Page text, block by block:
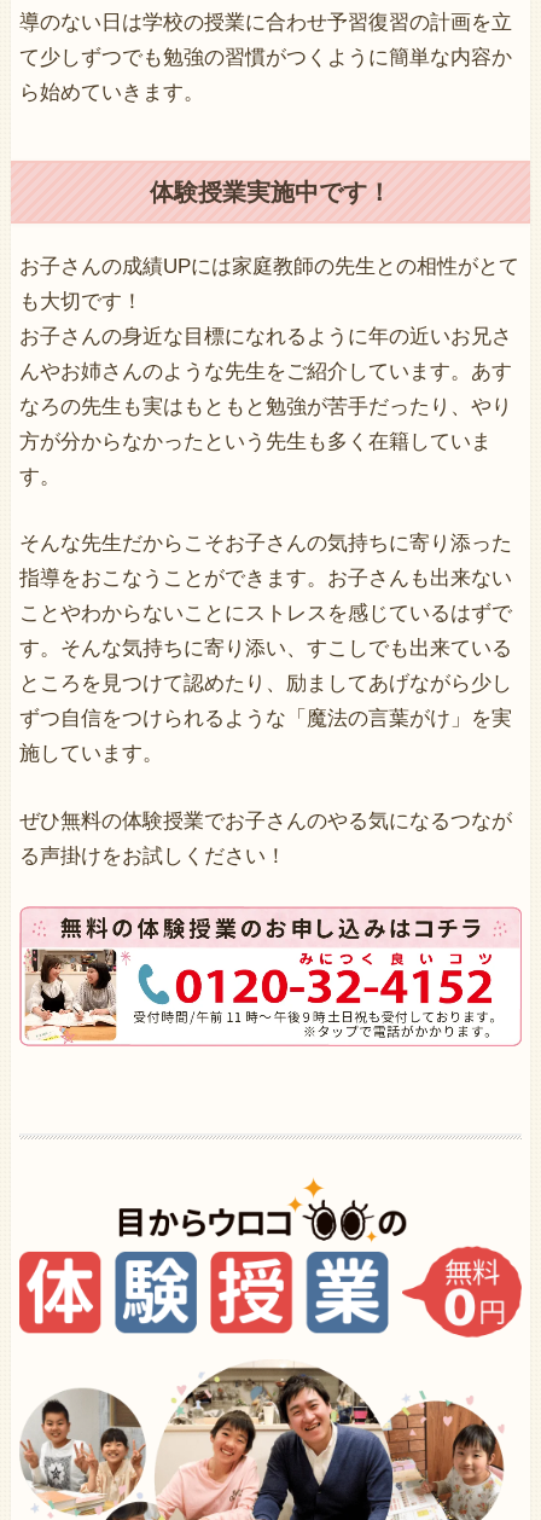
導のない日は学校の授業に合わせ予習復習の計画を立
て少しずつでも勉強の習慣がつくように簡単な内容か
ら始めていきます。
体験授業実施中です！
お子さんの成績UPには家庭教師の先生との相性がとて
も大切です！
お子さんの身近な目標になれるように年の近いお兄さ
んやお姉さんのような先生をご紹介しています。あす
なろの先生も実はもともと勉強が苦手だったり、やり
方が分からなかったという先生も多く在籍していま
す。
そんな先生だからこそお子さんの気持ちに寄り添った
指導をおこなうことができます。お子さんも出来ない
ことやわからないことにストレスを感じているはずで
す。そんな気持ちに寄り添い、すこしでも出来ている
ところを見つけて認めたり、励ましてあげながら少し
ずつ自信をつけられるような「魔法の言葉がけ」を実
施しています。
ぜひ無料の体験授業でお子さんのやる気になるつなが
る声掛けをお試しください！